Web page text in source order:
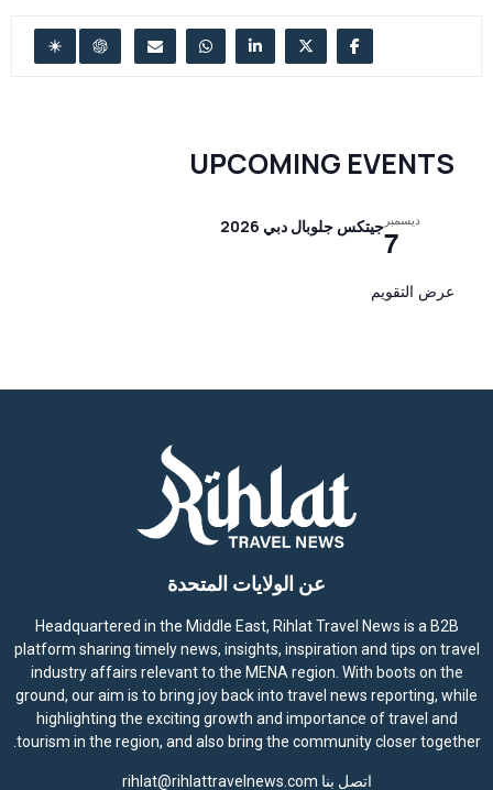
UPCOMING EVENTS
ديسمبر
7جيتكس جلوبال دبي 2026
عرض التقويم
عن الولايات المتحدة
Headquartered in the Middle East, Rihlat Travel News is a B2B
platform sharing timely news, insights, inspiration and tips on travel
industry affairs relevant to the MENA region. With boots on the
ground, our aim is to bring joy back into travel news reporting, while
highlighting the exciting growth and importance of travel and
tourism in the region, and also bring the community closer together.
اتصل بنا rihlat@rihlattravelnews.com